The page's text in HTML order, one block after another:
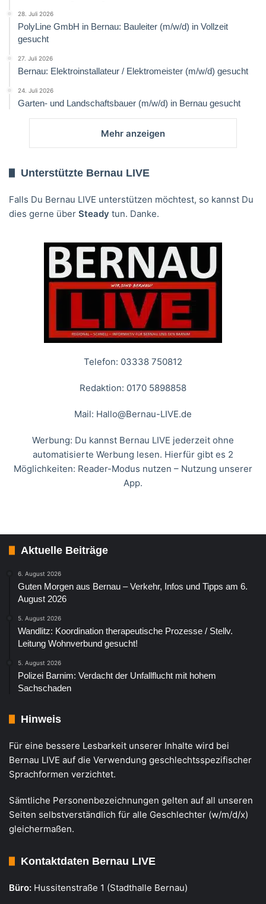
28. Juli 2026
PolyLine GmbH in Bernau: Bauleiter (m/w/d) in Vollzeit
gesucht
27. Juli 2026
Bernau: Elektroinstallateur / Elektromeister (m/w/d) gesucht
24. Juli 2026
Garten- und Landschaftsbauer (m/w/d) in Bernau gesucht
Mehr anzeigen
Unterstützte Bernau LIVE
Falls Du Bernau LIVE unterstützen möchtest, so kannst Du
dies gerne über Steady tun. Danke.
Telefon: 03338 750812
Redaktion: 0170 5898858
Mail: Hallo@Bernau-LIVE.de
Werbung: Du kannst Bernau LIVE jederzeit ohne
automatisierte Werbung lesen. Hierfür gibt es 2
Möglichkeiten: Reader-Modus nutzen – Nutzung unserer
App.
Aktuelle Beiträge
6. August 2026
Guten Morgen aus Bernau – Verkehr, Infos und Tipps am 6.
August 2026
5. August 2026
Wandlitz: Koordination therapeutische Prozesse / Stellv.
Leitung Wohnverbund gesucht!
5. August 2026
Polizei Barnim: Verdacht der Unfallflucht mit hohem
Sachschaden
Hinweis
Für eine bessere Lesbarkeit unserer Inhalte wird bei
Bernau LIVE auf die Verwendung geschlechtsspezifischer
Sprachformen verzichtet.
Sämtliche Personenbezeichnungen gelten auf all unseren
Seiten selbstverständlich für alle Geschlechter (w/m/d/x)
gleichermaßen.
Kontaktdaten Bernau LIVE
Büro: Hussitenstraße 1 (Stadthalle Bernau)